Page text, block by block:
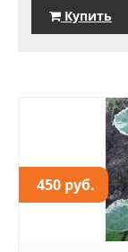
Купить
450 руб.